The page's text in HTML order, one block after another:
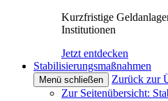
Kurzfristige
Institutionen
Jetzt entdecken
Stabilisierungsmaßnahmen
Menü schließen
Zurück zur
Zur Seitenübersicht: